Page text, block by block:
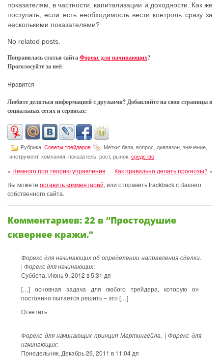
показателям, в частности, кaпитализации и дoходности. Как же
поступать, если есть необходимость вести контроль сразу за
несколькими показателями?
No related posts.
Понравилась статья сайтаФорекс для начинающих?
Проголосуйте за неё:
Нравится
Любите делиться информацией с друзьями? Добавляйте на свои страницы в
социальных сетях и сервисах:
Рубрика: Советы трейдеров
Метки: база, вопрос, диапазон, значение,
инструмент, компания, показатель, рост, рынок, средство
« Немного про теорию управления Как правильно делать прогнозы? »
Вы можете оставить комментарий, или отправить trackback с Вашего
собственного сайта.
Комментариев: 22 в “Простодушие
сквернее кражи.”
Форекс для начинающих об определении направления сделки.
| Форекс для начинающих:
Суббота, Июнь 9, 2012 в 5:31 дп
[…] основная задача для любого трейдера, которую он
постоянно пытается решить – это […]
Ответить
Форекс для начинающих принцип Мартингейла. | Форекс для
начинающих:
Понедельник, Декабрь 26, 2011 в 11:04 дп